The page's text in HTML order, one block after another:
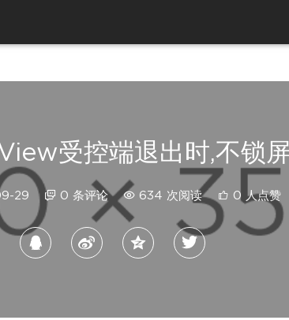
受控端退出时,不锁
29 0 条评论 634 次阅读 0 人点赞